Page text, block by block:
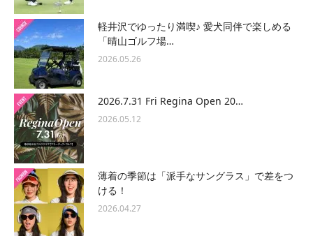
軽井沢でゆったり満喫♪ 愛犬同伴で楽しめる
「晴山ゴルフ場…
2026.05.26
2026.7.31 Fri Regina Open 20…
2026.05.12
薄着の季節は「派手なサングラス」で差をつ
ける！
2026.04.27